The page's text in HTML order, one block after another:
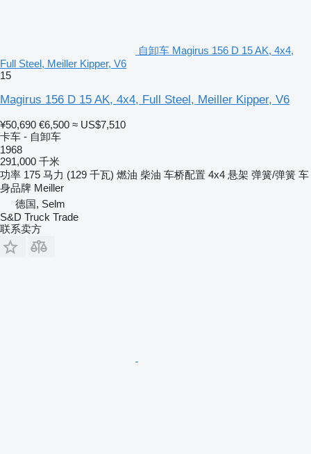
自卸车 Magirus 156 D 15 AK, 4x4,
Full Steel, Meiller Kipper, V6
15
Magirus 156 D 15 AK, 4x4, Full Steel, Meiller Kipper, V6
¥50,690 €6,500 ≈ US$7,510
卡车 - 自卸车
1968
291,000 千米
功率 175 马力 (129 千瓦) 燃油 柴油 车桥配置 4x4 悬架 弹簧/弹簧 车
身品牌 Meiller
德国, Selm
S&D Truck Trade
联系卖方